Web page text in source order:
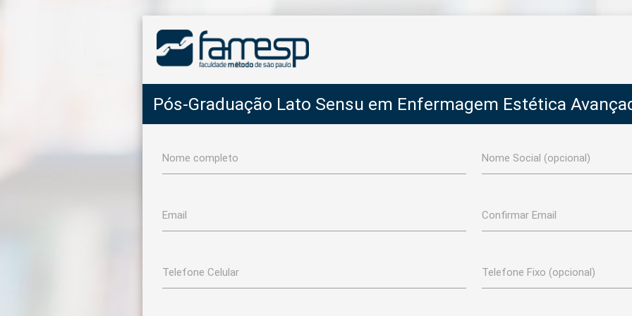
Pós-Graduação Lato Sensu em Enfermagem Estética
Nome completo Nome Social (opcional)
Email Confirmar Email
Telefone Celular Telefone Fixo (opcional)